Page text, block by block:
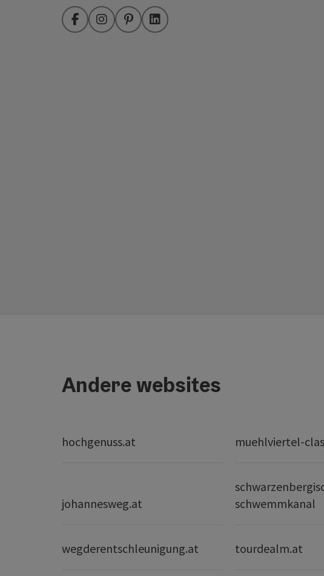
FacebookInstagramPinterestLinkedIn
Andere websites
hochgenuss.at muehlviertel-
johannesweg.at
schwemmkanal
wegderentschleunigung.at tourdealm.at